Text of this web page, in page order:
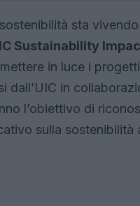
sta
Sustainability
in luce i
dall’UIC in
l’obiettivo di
sulla sostenibilità